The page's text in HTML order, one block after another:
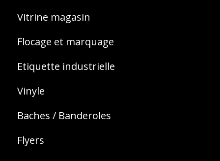
Vitrine magasin
Flocage et marquage
Etiquette industrielle
Vinyle
Baches / Banderoles
Flyers